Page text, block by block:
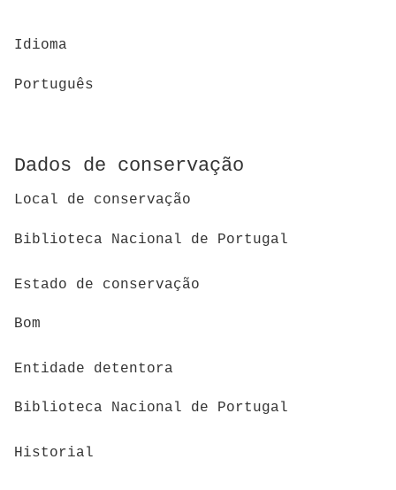
Idioma
Português
Dados de conservação
Local de conservação
Biblioteca Nacional de Portugal
Estado de conservação
Bom
Entidade detentora
Biblioteca Nacional de Portugal
Historial